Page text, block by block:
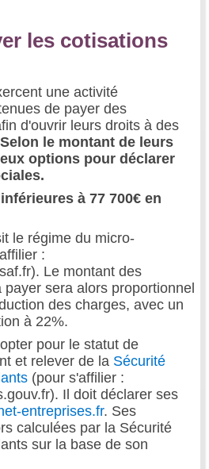
les cotisations
une activité
de payer des
d'ouvrir leurs droits à des
Selon le montant de leurs
options pour déclarer
à 77 700€ en
le régime du micro-
:
Le montant des
sera alors proportionnel
des charges, avec un
à 22%.
pour le statut de
et relever de la Sécurité
(pour s'affilier :
Il doit déclarer ses
entreprises.fr. Ses
calculées par la Sécurité
sur la base de son